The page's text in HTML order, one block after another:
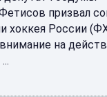
призвал
хоккея России
на